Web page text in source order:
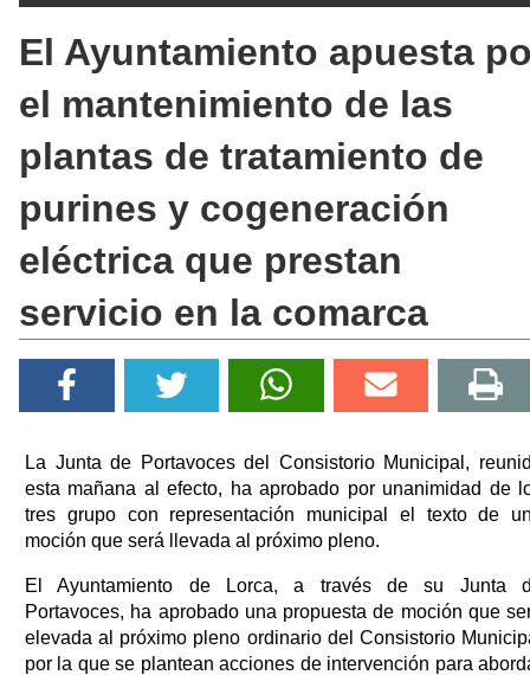
El Ayuntamiento apuesta
el mantenimiento de las
plantas de tratamiento de
purines y cogeneración
eléctrica que prestan
servicio en la comarca
La Junta de Portavoces del Consistorio Municipal,
esta mañana al efecto, ha aprobado por unanimidad de
tres grupo con representación municipal el texto de
moción que será llevada al próximo pleno.
El Ayuntamiento de Lorca, a través de su Junta
Portavoces, ha aprobado una propuesta de moción que
elevada al próximo pleno ordinario del Consistorio
por la que se plantean acciones de intervención para